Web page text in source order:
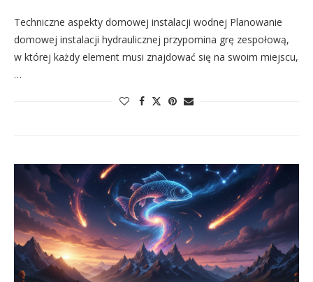
Techniczne aspekty domowej instalacji wodnej Planowanie
domowej instalacji hydraulicznej przypomina grę zespołową,
w której każdy element musi znajdować się na swoim miejscu,
…